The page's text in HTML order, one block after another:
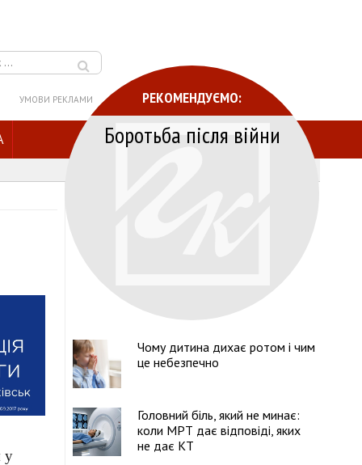
УМОВИ РЕКЛАМИ
у
РЕКОМЕНДУЄМО:
Боротьба після війни
Чому дитина дихає ротом і чим
це небезпечно
Головний біль, який не минає:
коли МРТ дає відповіді, яких
не дає КТ